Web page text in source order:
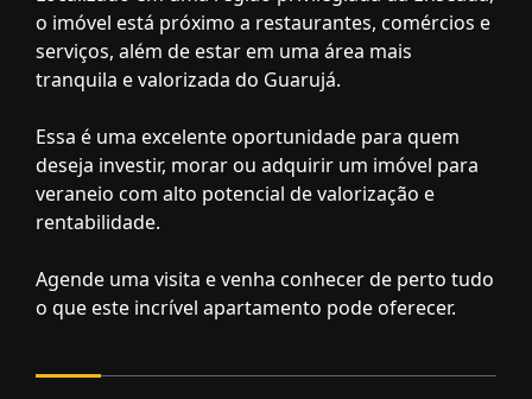
o imóvel está próximo a restaurantes, comércios e
serviços, além de estar em uma área mais
tranquila e valorizada do Guarujá.
Essa é uma excelente oportunidade para quem
deseja investir, morar ou adquirir um imóvel para
veraneio com alto potencial de valorização e
rentabilidade.
Agende uma visita e venha conhecer de perto tudo
o que este incrível apartamento pode oferecer.